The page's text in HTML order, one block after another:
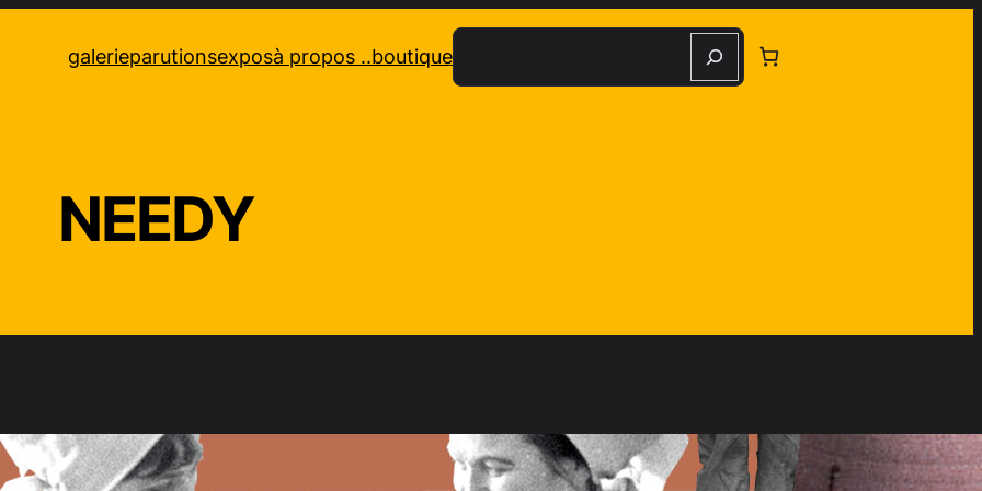
galerieparutionsexposà propos ..boutique
Recherche
NEEDY